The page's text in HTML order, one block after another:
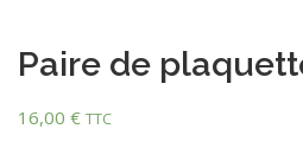
Paire de
16,00 € TTC